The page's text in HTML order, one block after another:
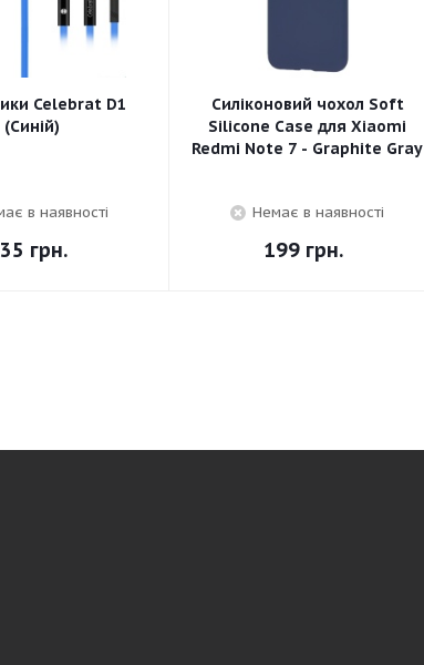
Celebrat D1
(Синій)
в наявності
грн.
Силіконовий чохол Soft
Silicone Case для Xiaomi
Redmi Note 7 - Graphite Gray
Немає в наявності
199 грн.